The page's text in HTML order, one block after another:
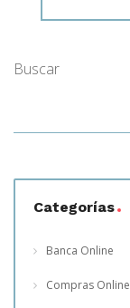
Buscar
Categorías
Banca Online
Compras Online